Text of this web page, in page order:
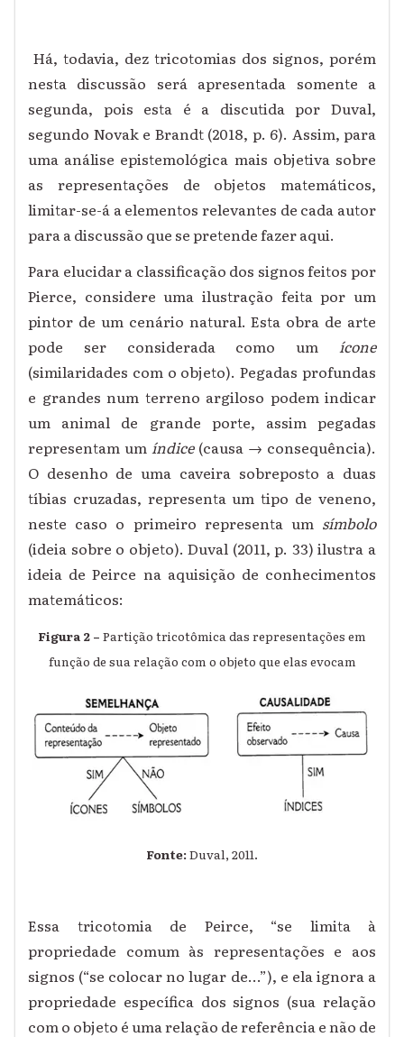
Há, todavia, dez tricotomias dos signos, porém
nesta discussão será apresentada somente a
segunda, pois esta é a discutida por Duval,
segundo Novak e Brandt (2018, p. 6). Assim, para
uma análise epistemológica mais objetiva sobre
as representações de objetos matemáticos,
limitar-se-á a elementos relevantes de cada autor
para a discussão que se pretende fazer aqui.
Para elucidar a classificação dos signos feitos por
Pierce, considere uma ilustração feita por um
pintor de um cenário natural. Esta obra de arte
pode ser considerada como um ícone
(similaridades com o objeto). Pegadas profundas
e grandes num terreno argiloso podem indicar
um animal de grande porte, assim pegadas
representam um índice(causa → consequência).
O desenho de uma caveira sobreposto a duas
tíbias cruzadas, representa um tipo de veneno,
neste caso o primeiro representa um símbolo
(ideia sobre o objeto). Duval (2011, p. 33) ilustra a
ideia de Peirce na aquisição de conhecimentos
matemáticos:
Figura 2 – Partição tricotômica das representações em
função de sua relação com o objeto que elas evocam
Fonte:Duval, 2011.
Essa tricotomia de Peirce, “se limita à
propriedade comum às representações e aos
signos (“se colocar no lugar de...”), e ela ignora a
propriedade específica dos signos (sua relação
com o objeto é uma relação de referência e não de